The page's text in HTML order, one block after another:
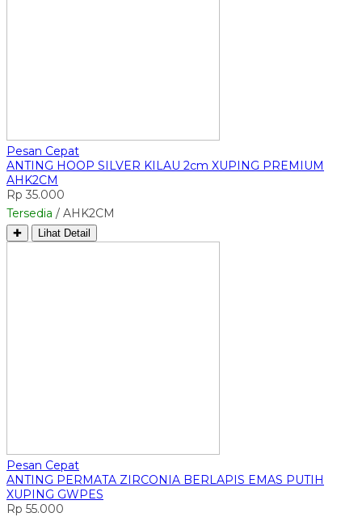
Pesan Cepat
ANTING HOOP SILVER KILAU 2cm XUPING PREMIUM
AHK2CM
Rp 35.000
Tersedia / AHK2CM
✚ Lihat Detail
Pesan Cepat
ANTING PERMATA ZIRCONIA BERLAPIS EMAS PUTIH
XUPING GWPES
Rp 55.000